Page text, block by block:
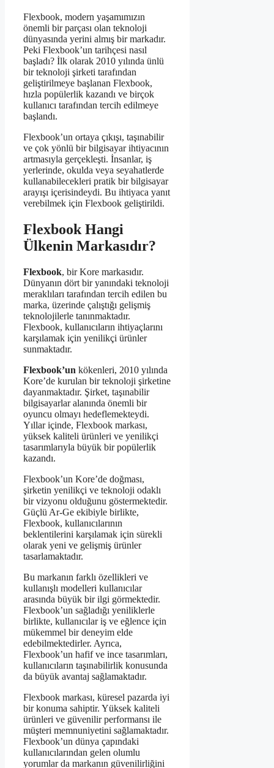
Flexbook, modern yaşamımızın
önemli bir parçası olan teknoloji
dünyasında yerini almış bir markadır.
Peki Flexbook’un tarihçesi nasıl
başladı? İlk olarak 2010 yılında ünlü
bir teknoloji şirketi tarafından
geliştirilmeye başlanan Flexbook,
hızla popülerlik kazandı ve birçok
kullanıcı tarafından tercih edilmeye
başlandı.
Flexbook’un ortaya çıkışı, taşınabilir
ve çok yönlü bir bilgisayar ihtiyacının
artmasıyla gerçekleşti. İnsanlar, iş
yerlerinde, okulda veya seyahatlerde
kullanabilecekleri pratik bir bilgisayar
arayışı içerisindeydi. Bu ihtiyaca yanıt
verebilmek için Flexbook geliştirildi.
Flexbook Hangi
Ülkenin Markasıdır?
Flexbook, bir Kore markasıdır.
Dünyanın dört bir yanındaki teknoloji
meraklıları tarafından tercih edilen bu
marka, üzerinde çalıştığı gelişmiş
teknolojilerle tanınmaktadır.
Flexbook, kullanıcıların ihtiyaçlarını
karşılamak için yenilikçi ürünler
sunmaktadır.
Flexbook’un kökenleri, 2010 yılında
Kore’de kurulan bir teknoloji şirketine
dayanmaktadır. Şirket, taşınabilir
bilgisayarlar alanında önemli bir
oyuncu olmayı hedeflemekteydi.
Yıllar içinde, Flexbook markası,
yüksek kaliteli ürünleri ve yenilikçi
tasarımlarıyla büyük bir popülerlik
kazandı.
Flexbook’un Kore’de doğması,
şirketin yenilikçi ve teknoloji odaklı
bir vizyonu olduğunu göstermektedir.
Güçlü Ar-Ge ekibiyle birlikte,
Flexbook, kullanıcılarının
beklentilerini karşılamak için sürekli
olarak yeni ve gelişmiş ürünler
tasarlamaktadır.
Bu markanın farklı özellikleri ve
kullanışlı modelleri kullanıcılar
arasında büyük bir ilgi görmektedir.
Flexbook’un sağladığı yeniliklerle
birlikte, kullanıcılar iş ve eğlence için
mükemmel bir deneyim elde
edebilmektedirler. Ayrıca,
Flexbook’un hafif ve ince tasarımları,
kullanıcıların taşınabilirlik konusunda
da büyük avantaj sağlamaktadır.
Flexbook markası, küresel pazarda iyi
bir konuma sahiptir. Yüksek kaliteli
ürünleri ve güvenilir performansı ile
müşteri memnuniyetini sağlamaktadır.
Flexbook’un dünya çapındaki
kullanıcılarından gelen olumlu
yorumlar da markanın güvenilirliğini